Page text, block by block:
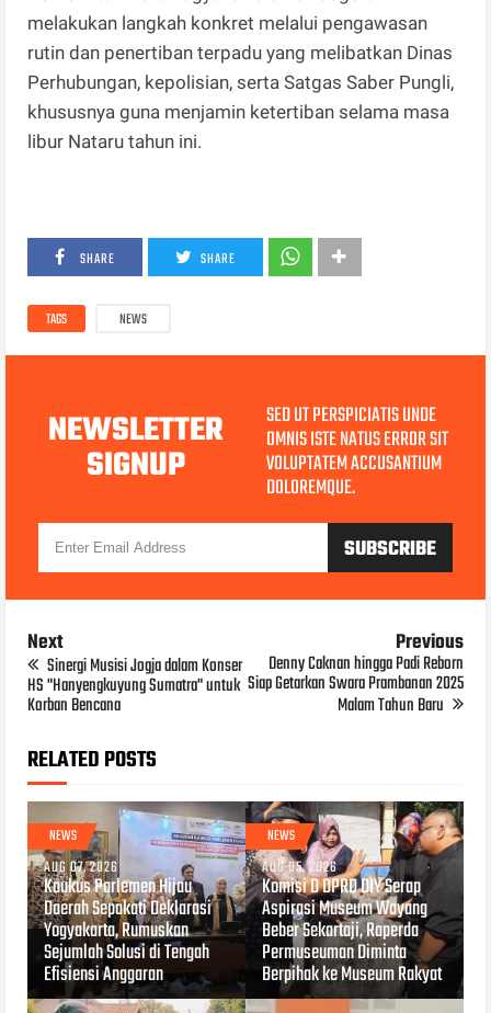
melakukan langkah konkret melalui pengawasan
rutin dan penertiban terpadu yang melibatkan Dinas
Perhubungan, kepolisian, serta Satgas Saber Pungli,
khususnya guna menjamin ketertiban selama masa
libur Nataru tahun ini.
SHARE SHARE
TAGS NEWS
NEWSLETTER
SIGNUP
SED UT PERSPICIATIS UNDE
OMNIS ISTE NATUS ERROR SIT
VOLUPTATEM ACCUSANTIUM
DOLOREMQUE.
Next
Sinergi Musisi Jogja dalam Konser
HS "Hanyengkuyung Sumatra" untuk
Korban Bencana
Previous
Denny Caknan hingga Padi Reborn
Siap Getarkan Swara Prambanan 2025
Malam Tahun Baru
RELATED POSTS
NEWS
AUG 07, 2026
Kaukus Parlemen Hijau
Daerah Sepakati Deklarasi
Yogyakarta, Rumuskan
Sejumlah Solusi di Tengah
Efisiensi Anggaran
NEWS
AUG 05, 2026
Komisi D DPRD DIY Serap
Aspirasi Museum Wayang
Beber Sekartaji, Raperda
Permuseuman Diminta
Berpihak ke Museum Rakyat